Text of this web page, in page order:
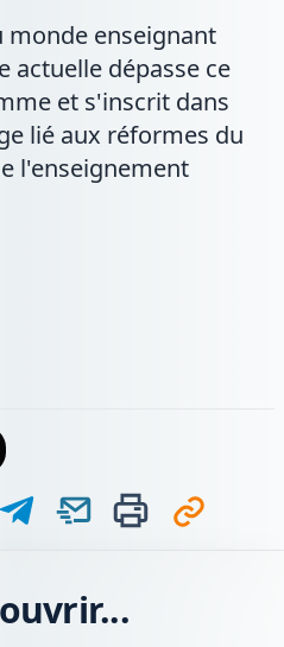
monde enseignant
actuelle dépasse ce
et s'inscrit dans
lié aux réformes du
l'enseignement